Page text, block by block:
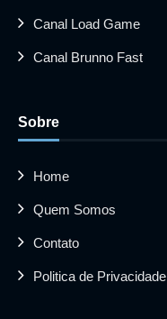
Canal Load Game
Canal Brunno Fast
Sobre
Home
Quem Somos
Contato
Politica de Privacidade